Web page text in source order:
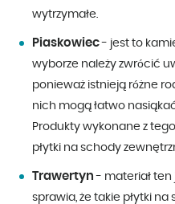
wytrzymałe.
Piaskowiec- jest to
wyborze należy zwrócić
ponieważ istnieją różne
nich mogą łatwo
Produkty wykonane z
płytki na schody
Trawertyn - materiał
sprawia, że takie płytki